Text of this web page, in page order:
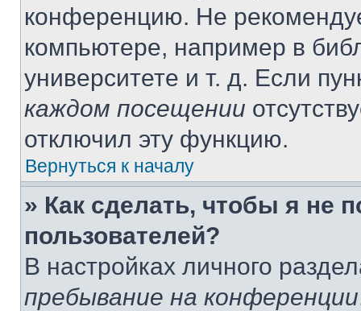
конференцию. Не
компьютере, например в
университете и т. д. Если
каждом посещении
отключил эту функцию.
Вернуться к началу
» Как сделать, чтобы я не
пользователей?
В настройках личного
пребывание на конференции